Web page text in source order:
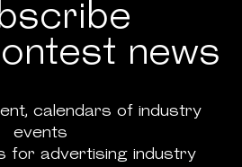
news
calendars of industry
events
for advertising industry